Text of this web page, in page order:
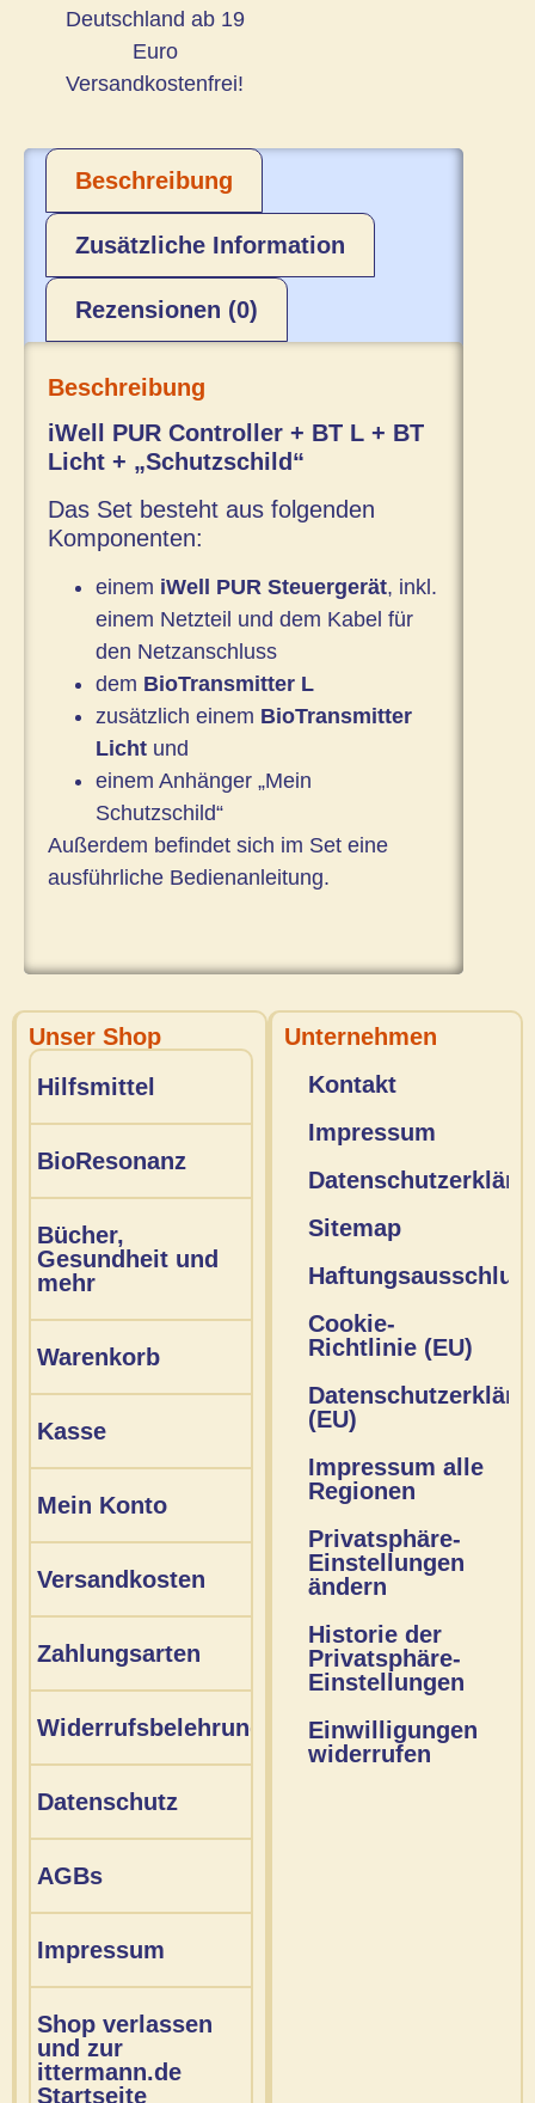
Deutschland ab 19
Euro
Versandkostenfrei!
Beschreibung
Zusätzliche Information
Rezensionen (0)
Beschreibung
iWell PUR Controller + BT L + BT
Licht + „Schutzschild“
Das Set besteht aus folgenden
Komponenten:
einem iWell PUR Steuergerät, inkl.
einem Netzteil und dem Kabel für
den Netzanschluss
dem BioTransmitter L
zusätzlich einem BioTransmitter
Licht und
einem Anhänger „Mein
Schutzschild“
Außerdem befindet sich im Set eine
ausführliche Bedienanleitung.
Unser Shop
Hilfsmittel
BioResonanz
Bücher,
Gesundheit und
mehr
Warenkorb
Kasse
Mein Konto
Versandkosten
Zahlungsarten
Widerrufsbelehrung
Datenschutz
AGBs
Impressum
Shop verlassen
und zur
ittermann.de
Startseite
Unternehmen
Kontakt
Impressum
Sitemap
Cookie-
Richtlinie (EU)
(EU)
Impressum alle
Regionen
Privatsphäre-
Einstellungen
ändern
Historie der
Privatsphäre-
Einstellungen
Einwilligungen
widerrufen